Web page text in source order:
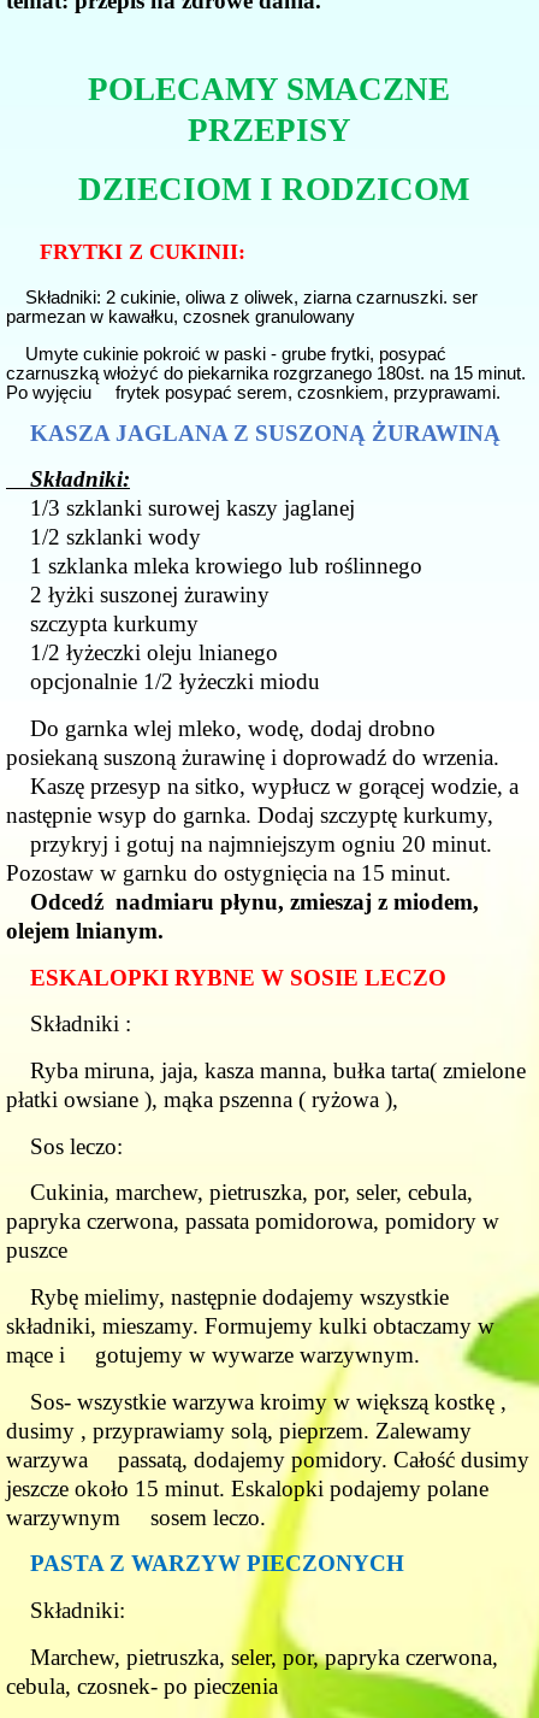
POLECAMY SMACZNE
PRZEPISY
DZIECIOM I RODZICOM
FRYTKI Z CUKINII:
Składniki: 2 cukinie, oliwa z oliwek, ziarna czarnuszki. ser
parmezan w kawałku, czosnek granulowany
Umyte cukinie pokroić w paski - grube frytki, posypać
czarnuszką włożyć do piekarnika rozgrzanego 180st. na 15 minut.
Po wyjęciu frytek posypać serem, czosnkiem, przyprawami.
KASZA JAGLANA Z SUSZONĄ ŻURAWINĄ
Składniki:
1/3 szklanki surowej kaszy jaglanej
1/2 szklanki wody
1 szklanka mleka krowiego lub roślinnego
2 łyżki suszonej żurawiny
szczypta kurkumy
1/2 łyżeczki oleju lnianego
opcjonalnie 1/2 łyżeczki miodu
Do garnka wlej mleko, wodę, dodaj drobno
posiekaną suszoną żurawinę i doprowadź do wrzenia.
Kaszę przesyp na sitko, wypłucz w gorącej wodzie, a
następnie wsyp do garnka. Dodaj szczyptę kurkumy,
przykryj i gotuj na najmniejszym ogniu 20 minut.
Pozostaw w garnku do ostygnięcia na 15 minut.
Odcedź nadmiaru płynu, zmieszaj z miodem,
olejem lnianym.
ESKALOPKI RYBNE W SOSIE LECZO
Składniki :
Ryba miruna, jaja, kasza manna, bułka tarta( zmielone
płatki owsiane ), mąka pszenna ( ryżowa ),
Sos leczo:
Cukinia, marchew, pietruszka, por, seler, cebula,
papryka czerwona, passata pomidorowa, pomidory w
puszce
Rybę mielimy, następnie dodajemy wszystkie
składniki, mieszamy. Formujemy kulki obtaczamy w
mące i gotujemy w wywarze warzywnym.
Sos- wszystkie warzywa kroimy w większą kostkę ,
dusimy , przyprawiamy solą, pieprzem. Zalewamy
warzywa passatą, dodajemy pomidory. Całość dusimy
jeszcze około 15 minut. Eskalopki podajemy polane
warzywnym sosem leczo.
PASTA Z WARZYW PIECZONYCH
Składniki:
Marchew, pietruszka, seler, por, papryka czerwona,
cebula, czosnek- po pieczenia